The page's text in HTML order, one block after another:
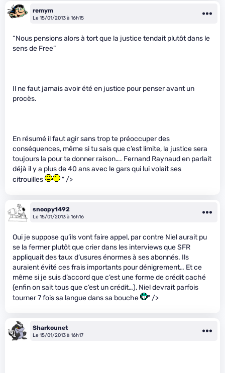
remym
Le 15/01/2013 à 16h15
“Nous pensions alors à tort que la justice tendait plutôt dans le
sens de Free”
Il ne faut jamais avoir été en justice pour penser avant un
procès.
En résumé il faut agir sans trop te préoccuper des
conséquences, même si tu sais que c’est limite, la justice sera
toujours la pour te donner raison…. Fernand Raynaud en parlait
déjà il y a plus de 40 ans avec le gars qui lui volait ses
citrouilles
" />
snoopy1492
Le 15/01/2013 à 16h16
Oui je suppose qu’ils vont faire appel, par contre Niel aurait pu
se la fermer plutôt que crier dans les interviews que SFR
appliquait des taux d’usures énormes à ses abonnés. Ils
auraient évité ces frais importants pour dénigrement… Et ce
même si je suis d’accord que c’est une forme de crédit caché
(enfin on sait tous que c’est un crédit…), Niel devrait parfois
tourner 7 fois sa langue dans sa bouche
" />
Sharkounet
Le 15/01/2013 à 16h17